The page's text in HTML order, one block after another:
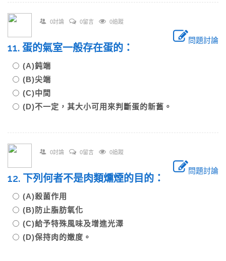
0討論 0留言 0追蹤
問題討論
11. 蛋的氣室一般存在蛋的：
(A)鈍端
(B)尖端
(C)中間
(D)不一定，其大小可用來判斷蛋的新舊。
0討論 0留言 0追蹤
問題討論
12. 下列何者不是肉類燻煙的目的：
(A)殺菌作用
(B)防止脂肪氧化
(C)給予特殊風味及增進光澤
(D)保持肉的嫩度。